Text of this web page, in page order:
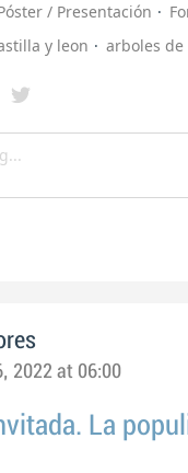
/ Presentación
y leon arboles
2022 at 06:00
La